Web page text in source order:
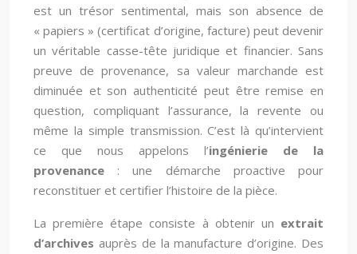
est un trésor sentimental, mais son absence de
« papiers » (certificat d’origine, facture) peut devenir
un véritable casse-tête juridique et financier. Sans
preuve de provenance, sa valeur marchande est
diminuée et son authenticité peut être remise en
question, compliquant l’assurance, la revente ou
même la simple transmission. C’est là qu’intervient
ce que nous appelons l’ingénierie de la
provenance : une démarche proactive pour
reconstituer et certifier l’histoire de la pièce.
La première étape consiste à obtenir un extrait
d’archives auprès de la manufacture d’origine. Des